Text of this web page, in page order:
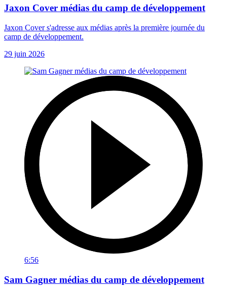
Jaxon Cover médias du camp de développement
Jaxon Cover s'adresse aux médias après la première journée du
camp de développement.
29 juin 2026
6:56
Sam Gagner médias du camp de développement